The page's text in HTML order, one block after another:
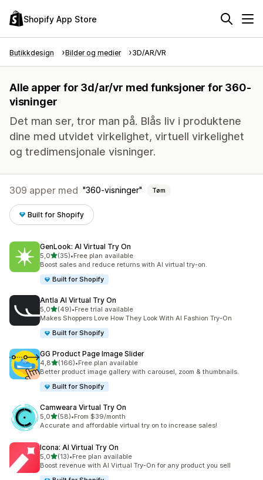
Shopify App Store
Butikkdesign Bilder og medier 3D/AR/VR
Alle apper for 3d/ar/vr med funksjoner for 360-
visninger
Det man ser, tror man på. Blås liv i produktene
dine med utvidet virkelighet, virtuell virkelighet
og tredimensjonale visninger.
309 apper med 360-visninger Tøm
Built for Shopify
GenLook: AI Virtual Try On
5,0av 5 stjerner
(35)
Totalt 35 omtaler
•Free plan available
Boost sales and reduce returns with AI virtual try-on.
Built for Shopify
Antla AI Virtual Try On
5,0av 5 stjerner
(49)
Totalt 49 omtaler
•Free trial available
Makes Shoppers Love How They Look With AI Fashion Try-On
Built for Shopify
GG Product Page Image Slider
4,8av 5 stjerner
(166)
Totalt 166 omtaler
•Free plan available
Better product image gallery with carousel, zoom & thumbnails.
Built for Shopify
Camweara Virtual Try On
5,0av 5 stjerner
(58)
Totalt 58 omtaler
•From $39/month
Accurate and affordable virtual try on to increase sales!
Icona: AI Virtual Try On
5,0av 5 stjerner
(13)
Totalt 13 omtaler
•Free plan available
Boost revenue with AI Virtual Try-On for any product you sell